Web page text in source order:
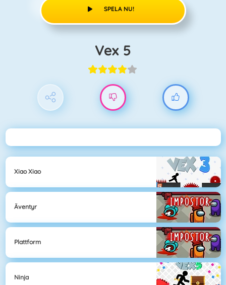
SPELA NU!
Vex 5
Xiao Xiao
Äventyr
Plattform
Ninja